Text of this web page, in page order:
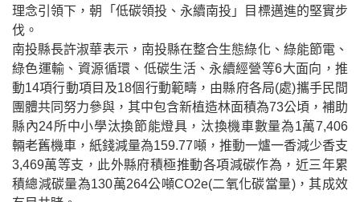
理念引領下，朝「低碳領投、永續南投」目標邁進的堅實步
伐。
南投縣長許淑華表示，南投縣在整合生態綠化、綠能節電、
綠色運輸、資源循環、低碳生活、永續經營等6大面向，推
動14項行動項目及18個行動範疇，由縣府各局(處)攜手民間
團體共同努力參與，其中包含新植造林面積為73公頃，補助
縣內24所中小學汰換節能燈具，汰換機車數量為1萬7,406
輛老舊機車，紙錢減量為159.77噸，推動一爐一香減少香支
3,469萬等支，此外縣府積極推動各項減碳作為，近三年累
積總減碳量為130萬264公噸CO2e(二氧化碳當量)，其成效